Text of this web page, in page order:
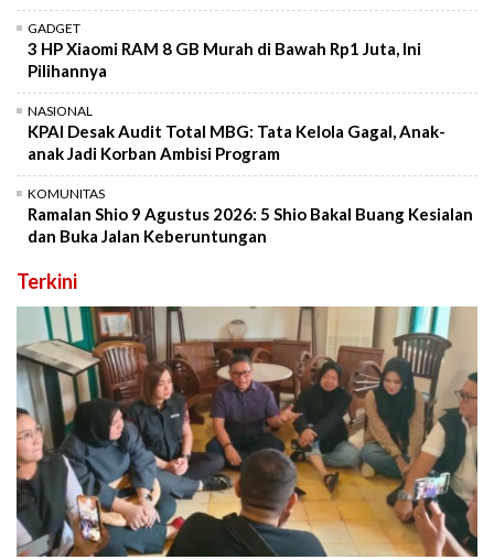
GADGET
3 HP Xiaomi RAM 8 GB Murah di Bawah Rp1 Juta, Ini
Pilihannya
NASIONAL
KPAI Desak Audit Total MBG: Tata Kelola Gagal, Anak-
anak Jadi Korban Ambisi Program
KOMUNITAS
Ramalan Shio 9 Agustus 2026: 5 Shio Bakal Buang Kesialan
dan Buka Jalan Keberuntungan
Terkini